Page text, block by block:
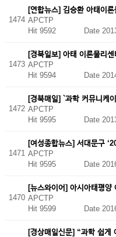
1474
[연합뉴스] 김승환 아태이
APCTP
Hit 9592
Date
1473
[경북일보] 아태 이론물리
APCTP
Hit 9594
Date
1472
[경북매일] `과학 커뮤니케
APCTP
Hit 9595
Date
1471
[여성종합뉴스] 서대문구
APCTP
Hit 9595
Date
1470
[뉴스와이어] 아시아태평양
APCTP
Hit 9599
Date
[경상매일신문] “과학 쉽게